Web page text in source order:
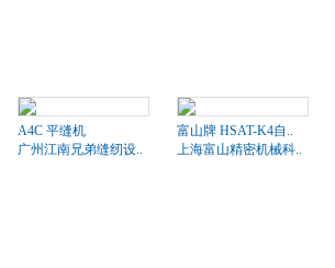
A4C 平缝机
广州江南兄弟缝纫设..
富山牌 HSAT-K4自..
上海富山精密机械科..